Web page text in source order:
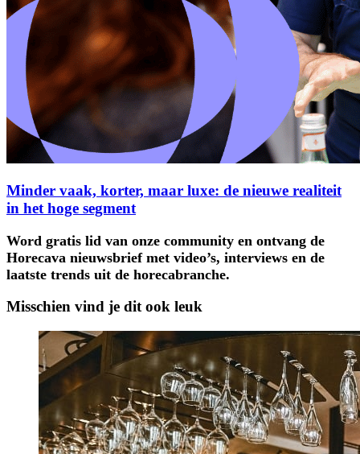
Minder vaak, korter, maar luxe: de nieuwe realiteit
in het hoge segment
Word gratis lid van onze community en ontvang de
Horecava nieuwsbrief met video’s, interviews en de
laatste trends uit de horecabranche.
Misschien vind je dit ook leuk